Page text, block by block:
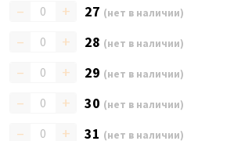
– + 27 (нет в наличии)
– + 28 (нет в наличии)
– + 29 (нет в наличии)
– + 30 (нет в наличии)
– + 31 (нет в наличии)